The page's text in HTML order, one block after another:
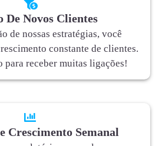
De Novos Clientes
de nossas estratégias, você
constante de clientes.
para receber muitas ligações!
Crescimento Semanal